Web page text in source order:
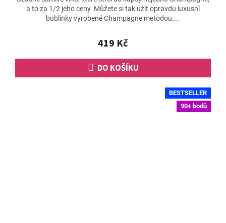
je
4,6
5
hvězdiček.
419 Kč
DO KOŠÍKU
a to za 1/2 jeho ceny. Můžete si tak užít opravdu luxusní
bublinky vyrobené Champagne metodou....
BESTSELLER
90+ bodů